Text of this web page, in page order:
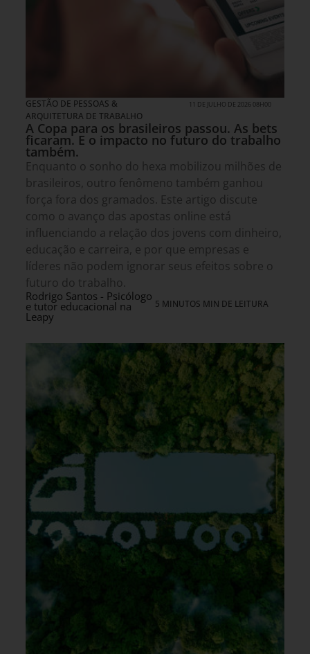
GESTÃO DE PESSOAS &
ARQUITETURA DE TRABALHO
11 DE JULHO DE 2026 08H00
A Copa para os brasileiros passou. As bets
ficaram. E o impacto no futuro do trabalho
também.
Enquanto o sonho do hexa mobilizou milhões de
brasileiros, outro fenômeno também ganhou
força fora dos gramados. Este artigo discute
como o avanço das apostas online está
influenciando a relação dos jovens com dinheiro,
educação e carreira, e por que empresas e
líderes não podem ignorar seus efeitos sobre o
futuro do trabalho.
Rodrigo Santos - Psicólogo
e tutor educacional na
Leapy
5 MINUTOS MIN DE LEITURA